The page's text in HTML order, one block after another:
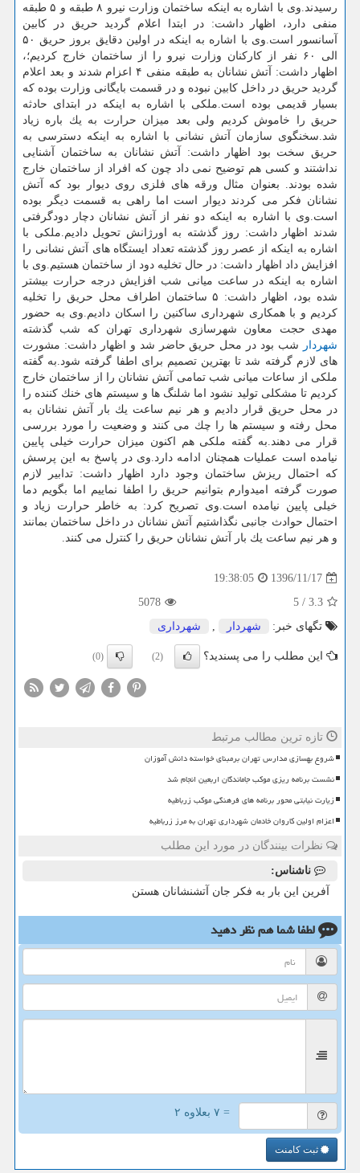
رسیدند.وی با اشاره به اینكه ساختمان وزارت نیرو ۸ طبقه و ۵ طبقه
منفی دارد، اظهار داشت: در ابتدا اعلام گردید حریق در كابین
آسانسور است.وی با اشاره به اینكه در اولین دقایق بروز حریق ۵۰
الی ۶۰ نفر از كاركنان وزارت نیرو را از ساختمان خارج كردیم؛،
اظهار داشت: آتش نشانان به طبقه منفی ۴ اعزام شدند و بعد اعلام
گردید حریق در داخل كابین نبوده و در قسمت بایگانی وزارت بوده كه
بسیار قدیمی بوده است.ملكی با اشاره به اینكه در ابتدای حادثه
حریق را خاموش كردیم ولی بعد میزان حرارت به یك باره زیاد
شد.سخنگوی سازمان آتش نشانی با اشاره به اینكه دسترسی به
حریق سخت بود اظهار داشت: آتش نشانان به ساختمان آشنایی
نداشتند و كسی هم توضیح نمی داد چون كه افراد از ساختمان خارج
شده بودند. بعنوان مثال ورقه های فلزی روی دیوار بود كه آتش
نشانان فكر می كردند دیوار است اما راهی به قسمت دیگر بوده
است.وی با اشاره به اینكه دو نفر از آتش نشانان دچار دودگرفتی
شدند اظهار داشت: روز گذشته به اورژانش تحویل دادیم.ملكی با
اشاره به اینكه از عصر روز گذشته تعداد ایستگاه های آتش نشانی را
افزایش داد اظهار داشت: در حال تخلیه دود از ساختمان هستیم.وی با
اشاره به اینكه در ساعت میانی شب افزایش درجه حرارت بیشتر
شده بود، اظهار داشت: ۵ ساختمان اطراف محل حریق را تخلیه
كردیم و با همكاری شهرداری ساكنین را اسكان دادیم.وی به حضور
مهدی حجت معاون شهرسازی شهرداری تهران كه شب گذشته
شهردار
شب بود در محل حریق حاضر شد و اظهار داشت: مشورت
های لازم گرفته شد تا بهترین تصمیم برای اطفا گرفته شود.به گفته
ملكی از ساعات میانی شب تمامی آتش نشانان را از ساختمان خارج
كردیم تا مشكلی تولید نشود اما شلنگ ها و سیستم های خنك كننده را
در محل حریق قرار دادیم و هر نیم ساعت یك بار آتش نشانان به
محل رفته و سیستم ها را چك می كنند و وضعیت را مورد بررسی
قرار می دهند.به گفته ملكی هم اكنون میزان حرارت خیلی پایین
نیامده است عملیات همچنان ادامه دارد.وی در پاسخ به این پرسش
كه احتمال ریزش ساختمان وجود دارد اظهار داشت: تدابیر لازم
صورت گرفته امیدوارم بتوانیم حریق را اطفا نماییم اما بگویم دما
خیلی پایین نیامده است.وی تصریح كرد: به خاطر حرارت زیاد و
احتمال حوادث جانبی نگذاشتیم آتش نشانان در داخل ساختمان بمانند
و هر نیم ساعت یك بار آتش نشانان حریق را كنترل می كنند.
1396/11/17
19:38:05
3.3
/
5
5078
تگهای خبر:
شهردار , شهرداری
این مطلب را می پسندید؟ (2)
(0)
تازه ترین مطالب مرتبط
شروع بهسازی مدارس تهران برمبنای خواسته دانش آموزان
نشست برنامه ریزی موکب جاماندگان اربعین انجام شد
زیارت نیابتی محور برنامه های فرهنگی موکب زرباطیه
اعزام اولین کاروان خادمان شهرداری تهران به مرز زرباطیه
نظرات بینندگان در مورد این مطلب
ناشناس:
آفرین این بار به فکر جان آتشنشانان هستن
لطفا شما همنظر دهید
= ۷ بعلاوه ۲
ثبت کامنت